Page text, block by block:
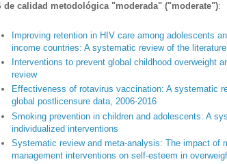
de calidad metodológica "moderada" ("moderate"):
Improving retention in HIV care among adolescents
income countries: A systematic review of the literature
Interventions to prevent global childhood overweight
review
Effectiveness of rotavirus vaccination: A systematic
global postlicensure data, 2006-2016
Smoking prevention in children and adolescents: A
individualized interventions
Systematic review and meta-analysis: The impact of
management interventions on self-esteem in